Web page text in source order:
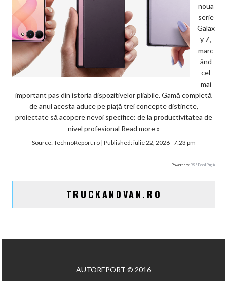
noua
serie
Galax
y Z,
marc
ând
cel
mai
important pas din istoria dispozitivelor pliabile. Gamă completă
de anul acesta aduce pe piață trei concepte distincte,
proiectate să acopere nevoi specifice: de la productivitatea de
nivel profesional Read more »
Source:TechnoReport.ro| Published:iulie 22, 2026 - 7:23 pm
Powered by RSS Feed Plugin
TRUCKANDVAN.RO
AUTOREPORT © 2016